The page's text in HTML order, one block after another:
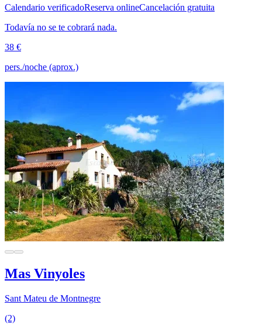
Calendario verificadoReserva onlineCancelación gratuita
Todavía no se te cobrará nada.
38 €
pers./noche (aprox.)
Mas Vinyoles
Sant Mateu de Montnegre
(2)